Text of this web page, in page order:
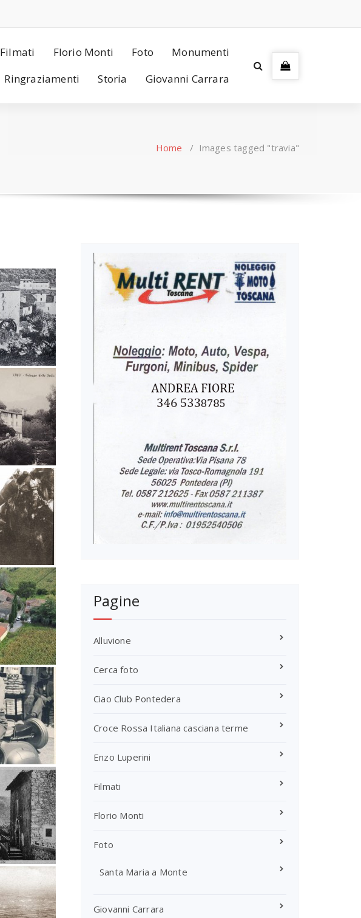
Filmati Florio Monti Foto
Monumenti
Ringraziamenti Storia Giovanni Carrara
Home / Images tagged "travia"
Pagine
Alluvione
Cerca foto
Ciao Club Pontedera
Croce Rossa Italiana casciana terme
Enzo Luperini
Filmati
Florio Monti
Foto
Santa Maria a Monte
Giovanni Carrara